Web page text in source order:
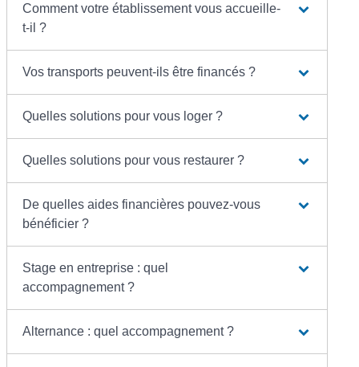
Comment votre établissement vous accueille-
t-il ?
Vos transports peuvent-ils être financés ?
Quelles solutions pour vous loger ?
Quelles solutions pour vous restaurer ?
De quelles aides financières pouvez-vous
bénéficier ?
Stage en entreprise : quel
accompagnement ?
Alternance : quel accompagnement ?